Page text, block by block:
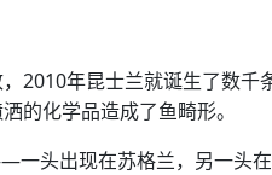
2010年昆士兰就诞生了数千
的化学品造成了鱼畸形。
头出现在苏格兰，另一头在